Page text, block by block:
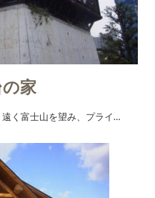
家
く富士山を望み、プライ…